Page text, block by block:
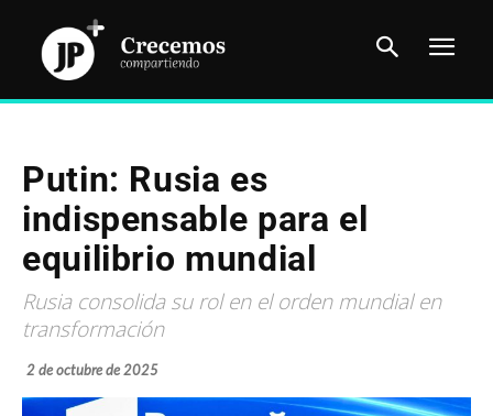
Putin: Rusia es
indispensable para el
equilibrio mundial
Rusia consolida su rol en el orden mundial en
transformación
2 de octubre de 2025